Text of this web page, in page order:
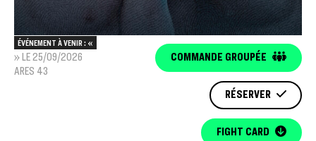
ÉVÉNEMENT À VENIR : «
» LE 25/09/2026
ARES 43
COMMANDE GROUPÉE
RÉSERVER
FIGHT CARD